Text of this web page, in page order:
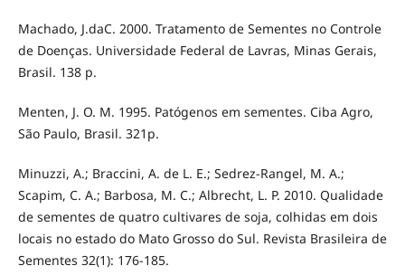
Machado, J.daC. 2000. Tratamento de Sementes no Controle
de Doenças. Universidade Federal de Lavras, Minas Gerais,
Brasil. 138 p.
Menten, J. O. M. 1995. Patógenos em sementes. Ciba Agro,
São Paulo, Brasil. 321p.
Minuzzi, A.; Braccini, A. de L. E.; Sedrez-Rangel, M. A.;
Scapim, C. A.; Barbosa, M. C.; Albrecht, L. P. 2010. Qualidade
de sementes de quatro cultivares de soja, colhidas em dois
locais no estado do Mato Grosso do Sul. Revista Brasileira de
Sementes 32(1): 176-185.